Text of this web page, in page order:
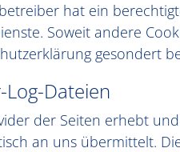
hat ein
Soweit andere
gesondert
Log-Dateien
der Seiten erhebt
an uns übermittelt.